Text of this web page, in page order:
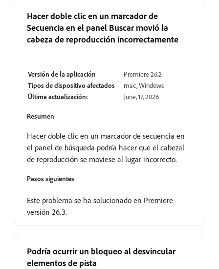
Hacer doble clic en un marcador de
Secuencia en el panel Buscar movió la
cabeza de reproducción incorrectamente
Versión de la aplicación
Premiere 26.2
Tipos de dispositivo afectados
mac, Windows
Última actualización:
June, 17, 2026
Resumen
Hacer doble clic en un marcador de secuencia en
el panel de búsqueda podría hacer que el cabezal
de reproducción se moviese al lugar incorrecto.
Pasos siguientes
Este problema se ha solucionado en Premiere
versión 26.3.
Podría ocurrir un bloqueo al desvincular
elementos de pista